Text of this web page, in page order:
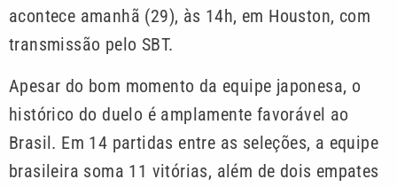
acontece amanhã (29), às 14h, em Houston, com
transmissão pelo SBT.
Apesar do bom momento da equipe japonesa, o
histórico do duelo é amplamente favorável ao
Brasil. Em 14 partidas entre as seleções, a equipe
brasileira soma 11 vitórias, além de dois empates